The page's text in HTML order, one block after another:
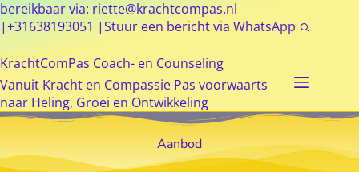
bereikbaar via: riette@krachtcompas.nl
|+31638193051 |Stuur een bericht via WhatsApp
KrachtComPas Coach- en Counseling
Vanuit Kracht en Compassie Pas voorwaarts
naar Heling, Groei en Ontwikkeling
Aanbod